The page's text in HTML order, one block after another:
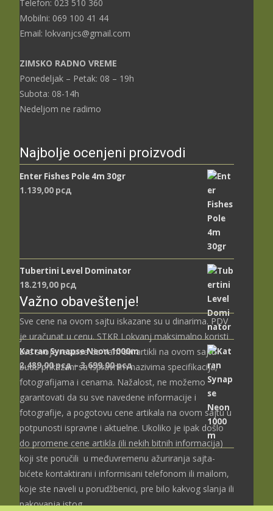
Telefon: 023 510 360
Mobilni: 069 100 41 44
Email: lokvanjcs@gmail.com
ZIMSKO RADNO VREME
Ponedeljak – Petak: 08 – 19h
Subota: 08-14h
Nedeljom ne radimo
Najbolje ocenjeni proizvodi
Enter Fishes Pole 4m 30gr
1.139,00 рсд
Tubertini Level Dominator
18.219,00 рсд
Katran Synapse Neon 1000m
2.489,00рсд – 3.699,00рсдРаспон
цена:
2.489,00 рсд
3.699,00 рсд
Važno obaveštenje!
Sve cene na ovom sajtu iskazane su u dinarima. PDV
je uračunat u cenu. STKR Lokvanj maksimalno koristi
sve svoje resurse da Vam svi artikli na ovom sajtu
budu prikazani sa ispravnim nazivima specifikacija,
fotografijama i cenama. Nažalost, ne možemo
garantovati da su sve navedene informacije i
fotografije, a pogotovu cene artikala na ovom sajtu u
potpunosti ispravne i aktuelne. Ukoliko je ipak došlo
do promene cene artikla (ili nekih bitnih informacija)
koji ste poručili u međuvremenu ažuriranja sajta-
bićete kontaktirani i informisani telefonom ili mailom,
koje ste naveli u porudžbenici, pre bilo kakvog slanja ili
pakovanja istog.